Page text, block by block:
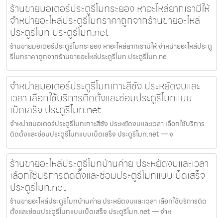
ร้านขายมอเตอร์ประตูรีโมทระยอง หาอะไหล่ยากเรามีให้
จำหน่ายอะไหล่ประตูรีโมทราคาถูกจากร้านขายอะไหล่
ประตูรีโมท ประตูรีโมท.net
ร้านขายมอเตอร์ประตูรีโมทระยอง หาอะไหล่ยากเรามีให้ จำหน่ายอะไหล่ประตู
รีโมทราคาถูกจากร้านขายอะไหล่ประตูรีโมท ประตูรีโมท.ne
จำหน่ายมอเตอร์ประตูรีโมทเกาะสีชัง ประหยัดงบและ
เวลา เลือกใช้บริการติดตั้งและซ่อมประตูรีโมทแบบ
เบ็ดเสร็จ ประตูรีโมท.net
จำหน่ายมอเตอร์ประตูรีโมทเกาะสีชัง ประหยัดงบและเวลา เลือกใช้บริการ
ติดตั้งและซ่อมประตูรีโมทแบบเบ็ดเสร็จ ประตูรีโมท.net — จ
ร้านขายอะไหล่ประตูรีโมทบ้านค่าย ประหยัดงบและเวลา
เลือกใช้บริการติดตั้งและซ่อมประตูรีโมทแบบเบ็ดเสร็จ
ประตูรีโมท.net
ร้านขายอะไหล่ประตูรีโมทบ้านค่าย ประหยัดงบและเวลา เลือกใช้บริการติด
ตั้งและซ่อมประตูรีโมทแบบเบ็ดเสร็จ ประตูรีโมท.net — จำห